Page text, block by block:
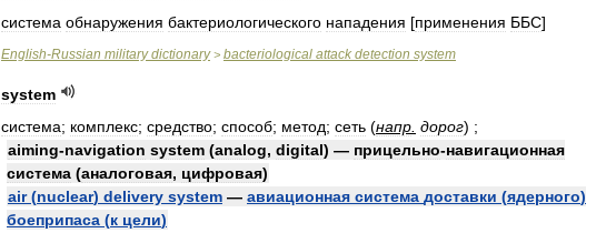
система обнаружения бактериологического нападения [применения ББС]
English-Russian military dictionary> bacteriological attack detection system
system
система; комплекс; средство; способ; метод; сеть (напр дорог) ;
aiming-navigation system (analog, digital) — прицельно-навигационная
система (аналоговая, цифровая)
air(nuclear) delivery system — авиационная система доставки (ядерного)
боеприпаса (к цели)